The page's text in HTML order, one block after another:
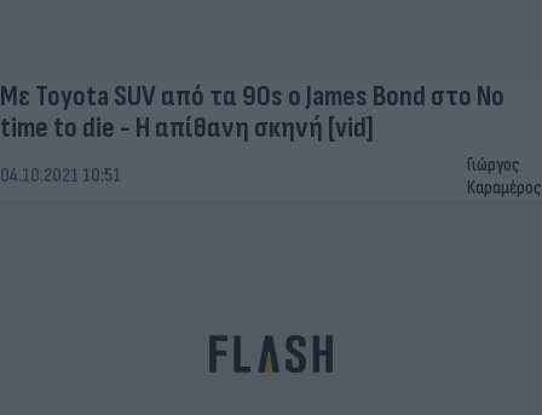
Με Toyota SUV από τα 90s o James Bond στο No
time to die - Η απίθανη σκηνή [vid]
04.10.2021 10:51
Γιώργος
Καραμέρος